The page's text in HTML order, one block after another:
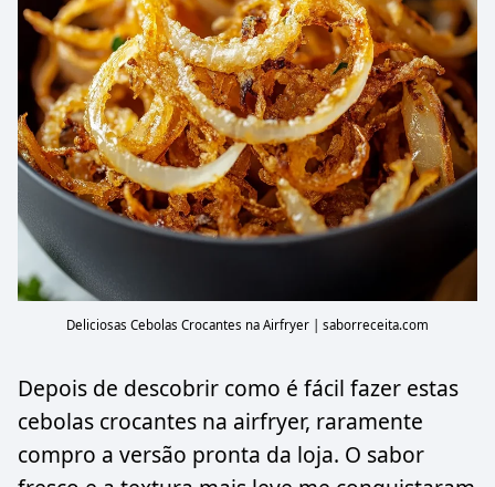
Deliciosas Cebolas Crocantes na Airfryer | saborreceita.com
Depois de descobrir como é fácil fazer estas
cebolas crocantes na airfryer, raramente
compro a versão pronta da loja. O sabor